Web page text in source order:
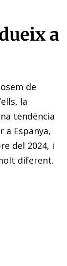
a
de
la
tendència
a Espanya,
del 2024, i
diferent.